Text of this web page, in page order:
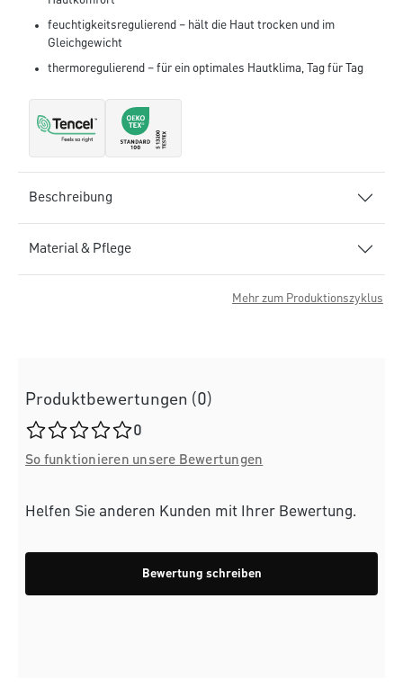
feuchtigkeitsregulierend – hält die Haut trocken und im
Gleichgewicht
thermoregulierend – für ein optimales Hautklima, Tag für Tag
Beschreibung
Material & Pflege
Mehr zum Produktionszyklus
Produktbewertungen (0)
Durchschnittliche Bewertung von 0 von 5 Sternen
0
So funktionieren unsere Bewertungen
Helfen Sie anderen Kunden mit Ihrer Bewertung.
Bewertung schreiben